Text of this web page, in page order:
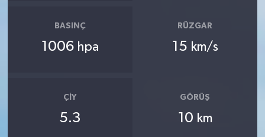
BASINÇ
1006 hpa
RÜZGAR
15 km/s
ÇIY
5.3
GÖRÜŞ
10 km